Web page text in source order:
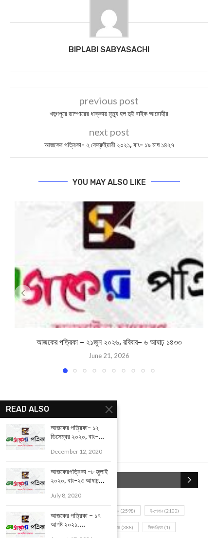
আজকের পত্রিকা – ১৫ সেপ্টেম্বর ২০২৪, বাঃ – ২৯ ভাদ্র ১৪৩১
BIPLABI SABYASACHI
previous post
খড়্গপুরে ডাম্পারের ধাক্ক‍ায় মৃত্যু হল দুই বাইক আরোহীর
next post
আজকের পত্রিকা- ২ ফেব্রুইয়ারী ২০২১, বাং- ১৯ মাঘ ১৪২৭
আজকের পত্রিকা – ২১জুন ২০২৬, রবিবার– ৬ আষাঢ় ১৪৩৩
READ ALSO
আজকের পত্রিকা- ১২
ডিসেম্বর ২০২০, বাং-...
December 12, 2020
আজকেরপত্রিকা -৮ জুলাই
২০২০, বাং-২৩ আষাঢ়...
July 8, 2020
আজকের পত্রিকা – ১৭
আগষ্ট ২০২১,...